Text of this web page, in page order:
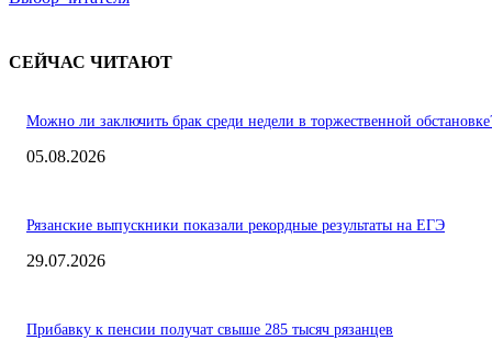
СЕЙЧАС ЧИТАЮТ
Можно ли заключить брак среди недели в торжественной
05.08.2026
Рязанские выпускники показали рекордные результаты на ЕГЭ
29.07.2026
Прибавку к пенсии получат свыше 285 тысяч рязанцев